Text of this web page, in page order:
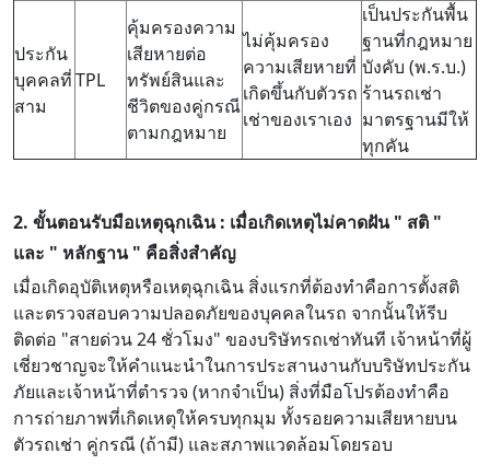
ประกัน
บุคคลที่
สาม
TPL
คุ้มครองความ
เสียหายต่อ
ทรัพย์สินและ
ชีวิตของคู่กรณี
ตามกฎหมาย
ไม่คุ้มครอง
ความเสียหายที่
เกิดขึ้นกับตัวรถ
เช่าของเราเอง
เป็นประกันพื้น
ฐานที่กฎหมาย
บังคับ (พ.ร.บ.)
ร้านรถเช่า
มาตรฐานมีให้
ทุกคัน
2. ขั้นตอนรับมือเหตุฉุกเฉิน : เมื่อเกิดเหตุไม่คาดฝัน " สติ "
และ " หลักฐาน " คือสิ่งสำคัญ
เมื่อเกิดอุบัติเหตุหรือเหตุฉุกเฉิน สิ่งแรกที่ต้องทำคือการตั้งสติ
และตรวจสอบความปลอดภัยของบุคคลในรถ จากนั้นให้รีบ
ติดต่อ "สายด่วน 24 ชั่วโมง" ของบริษัทรถเช่าทันที เจ้าหน้าที่ผู้
เชี่ยวชาญจะให้คำแนะนำในการประสานงานกับบริษัทประกัน
ภัยและเจ้าหน้าที่ตำรวจ (หากจำเป็น) สิ่งที่มือโปรต้องทำคือ
การถ่ายภาพที่เกิดเหตุให้ครบทุกมุม ทั้งรอยความเสียหายบน
ตัวรถเช่า คู่กรณี (ถ้ามี) และสภาพแวดล้อมโดยรอบ